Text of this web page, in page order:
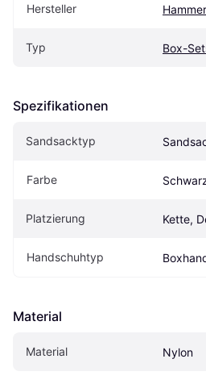
Hersteller Hammer
Typ Box-
Spezifikationen
Sandsacktyp
Farbe
Platzierung Kette,
Handschuhtyp
Material
Material Nylon